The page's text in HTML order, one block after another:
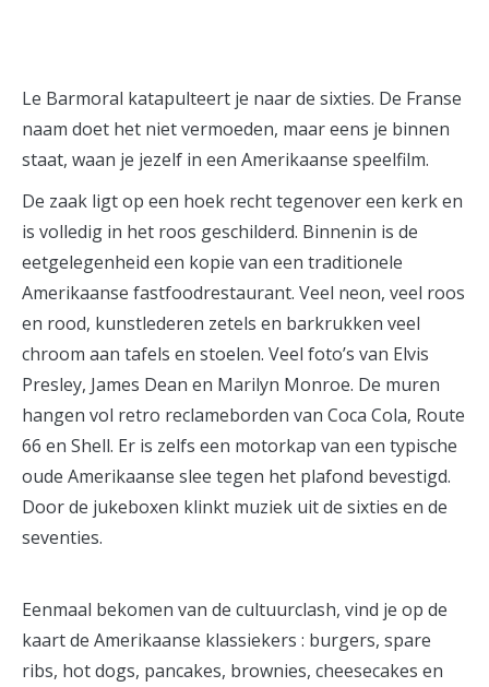
Le Barmoral katapulteert je naar de sixties. De Franse
naam doet het niet vermoeden, maar eens je binnen
staat, waan je jezelf in een Amerikaanse speelfilm.
De zaak ligt op een hoek recht tegenover een kerk en
is volledig in het roos geschilderd. Binnenin is de
eetgelegenheid een kopie van een traditionele
Amerikaanse fastfoodrestaurant. Veel neon, veel roos
en rood, kunstlederen zetels en barkrukken veel
chroom aan tafels en stoelen. Veel foto’s van Elvis
Presley, James Dean en Marilyn Monroe. De muren
hangen vol retro reclameborden van Coca Cola, Route
66 en Shell. Er is zelfs een motorkap van een typische
oude Amerikaanse slee tegen het plafond bevestigd.
Door de jukeboxen klinkt muziek uit de sixties en de
seventies.
Eenmaal bekomen van de cultuurclash, vind je op de
kaart de Amerikaanse klassiekers : burgers, spare
ribs, hot dogs, pancakes, brownies, cheesecakes en